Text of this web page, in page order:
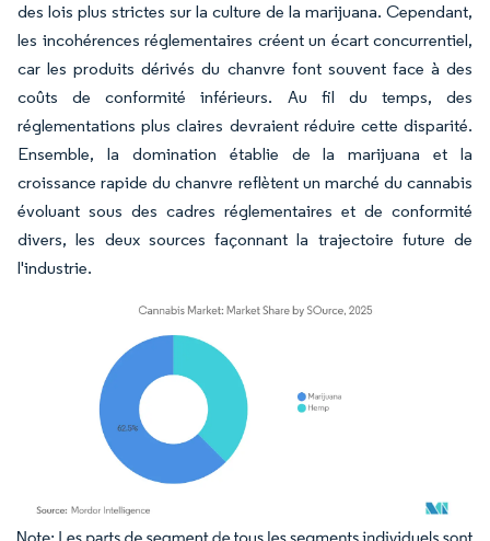
des lois plus strictes sur la culture de la marijuana. Cependant,
les incohérences réglementaires créent un écart concurrentiel,
car les produits dérivés du chanvre font souvent face à des
coûts de conformité inférieurs. Au fil du temps, des
réglementations plus claires devraient réduire cette disparité.
Ensemble, la domination établie de la marijuana et la
croissance rapide du chanvre reflètent un marché du cannabis
évoluant sous des cadres réglementaires et de conformité
divers, les deux sources façonnant la trajectoire future de
l'industrie.